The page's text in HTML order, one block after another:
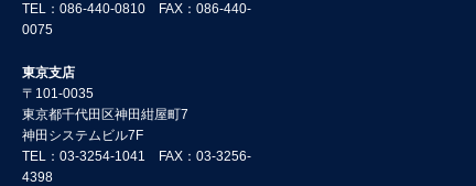
TEL：086-440-0810 FAX：086-440-
0075
東京支店
〒101-0035
東京都千代田区神田紺屋町7
神田システムビル7F
TEL：03-3254-1041 FAX：03-3256-
4398